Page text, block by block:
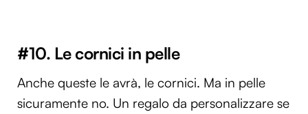
#10. Le cornici in pelle
Anche queste le avrà, le cornici. Ma in pelle
sicuramente no. Un regalo da personalizzare se